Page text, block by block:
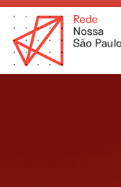
Ir
para
conteúdo